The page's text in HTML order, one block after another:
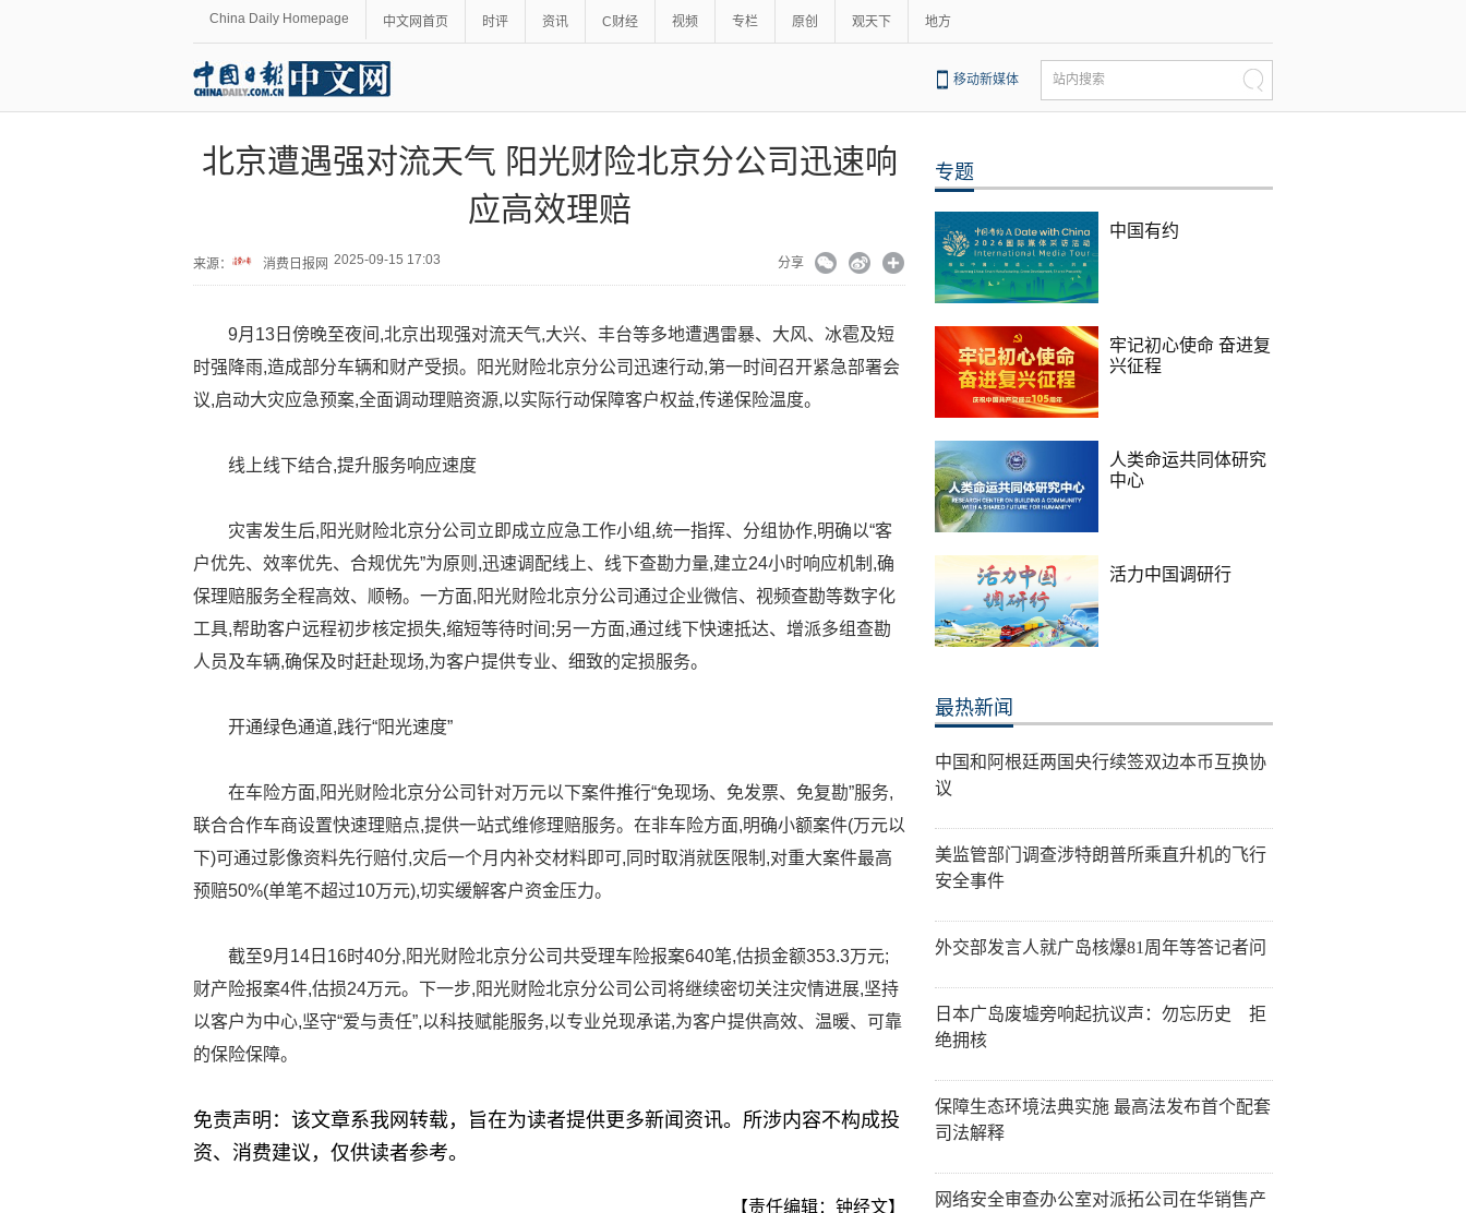
China Daily Homepage 中文网首页 时评 资讯 C财经 视频 专栏 原创 观天下 地方
移动新媒体 站内搜索
北京遭遇强对流天气 阳光财险北京分公司迅速响
应高效理赔
来源： 消费日报网 2025-09-15 17:03 分享
9月13日傍晚至夜间,北京出现强对流天气,大兴、丰台等多地遭遇雷暴、大风、冰雹及短
时强降雨,造成部分车辆和财产受损。阳光财险北京分公司迅速行动,第一时间召开紧急部署会
议,启动大灾应急预案,全面调动理赔资源,以实际行动保障客户权益,传递保险温度。
线上线下结合,提升服务响应速度
灾害发生后,阳光财险北京分公司立即成立应急工作小组,统一指挥、分组协作,明确以“客
户优先、效率优先、合规优先”为原则,迅速调配线上、线下查勘力量,建立24小时响应机制,确
保理赔服务全程高效、顺畅。一方面,阳光财险北京分公司通过企业微信、视频查勘等数字化
工具,帮助客户远程初步核定损失,缩短等待时间;另一方面,通过线下快速抵达、增派多组查勘
人员及车辆,确保及时赶赴现场,为客户提供专业、细致的定损服务。
开通绿色通道,践行“阳光速度”
在车险方面,阳光财险北京分公司针对万元以下案件推行“免现场、免发票、免复勘”服务,
联合合作车商设置快速理赔点,提供一站式维修理赔服务。在非车险方面,明确小额案件(万元以
下)可通过影像资料先行赔付,灾后一个月内补交材料即可,同时取消就医限制,对重大案件最高
预赔50%(单笔不超过10万元),切实缓解客户资金压力。
截至9月14日16时40分,阳光财险北京分公司共受理车险报案640笔,估损金额353.3万元;
财产险报案4件,估损24万元。下一步,阳光财险北京分公司公司将继续密切关注灾情进展,坚持
以客户为中心,坚守“爱与责任”,以科技赋能服务,以专业兑现承诺,为客户提供高效、温暖、可靠
的保险保障。
免责声明：该文章系我网转载，旨在为读者提供更多新闻资讯。所涉内容不构成投
资、消费建议，仅供读者参考。
【责任编辑：钟经文】
专题
中国有约
牢记初心使命 奋进复
兴征程
人类命运共同体研究
中心
活力中国调研行
最热新闻
中国和阿根廷两国央行续签双边本币互换协
议
美监管部门调查涉特朗普所乘直升机的飞行
安全事件
外交部发言人就广岛核爆81周年等答记者问
日本广岛废墟旁响起抗议声：勿忘历史 拒
绝拥核
保障生态环境法典实施 最高法发布首个配套
司法解释
网络安全审查办公室对派拓公司在华销售产